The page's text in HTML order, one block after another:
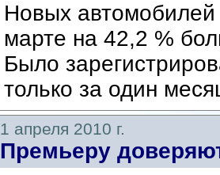
Новых
марте на 42,2 %
Было
только за один
1 апреля 2010 г.
Премьеру